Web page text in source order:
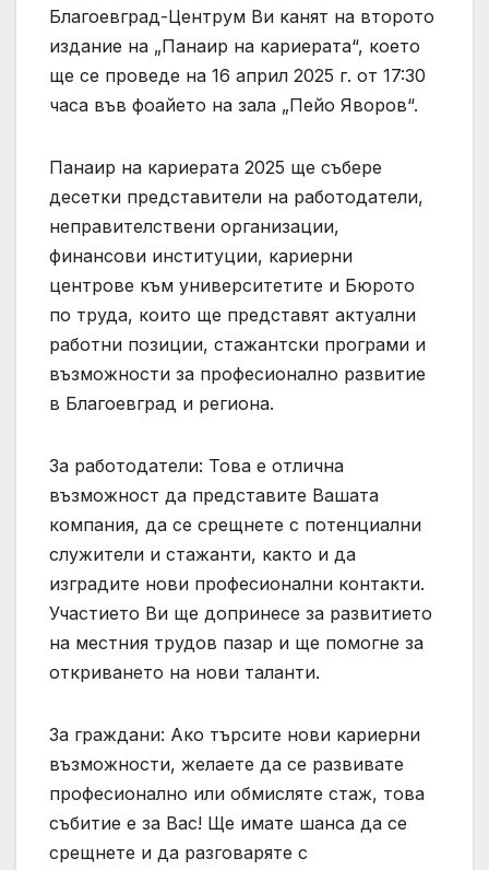
Благоевград-Центрум Ви канят на второто
издание на „Панаир на кариерата“, което
ще се проведе на 16 април 2025 г. от 17:30
часа във фоайето на зала „Пейо Яворов“.
Панаир на кариерата 2025 ще събере
десетки представители на работодатели,
неправителствени организации,
финансови институции, кариерни
центрове към университетите и Бюрото
по труда, които ще представят актуални
работни позиции, стажантски програми и
възможности за професионално развитие
в Благоевград и региона.
За работодатели: Това е отлична
възможност да представите Вашата
компания, да се срещнете с потенциални
служители и стажанти, както и да
изградите нови професионални контакти.
Участието Ви ще допринесе за развитието
на местния трудов пазар и ще помогне за
откриването на нови таланти.
За граждани: Ако търсите нови кариерни
възможности, желаете да се развивате
професионално или обмисляте стаж, това
събитие е за Вас! Ще имате шанса да се
срещнете и да разговаряте с